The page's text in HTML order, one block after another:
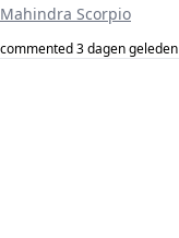
Mahindra Scorpio
commented3 dagen geleden